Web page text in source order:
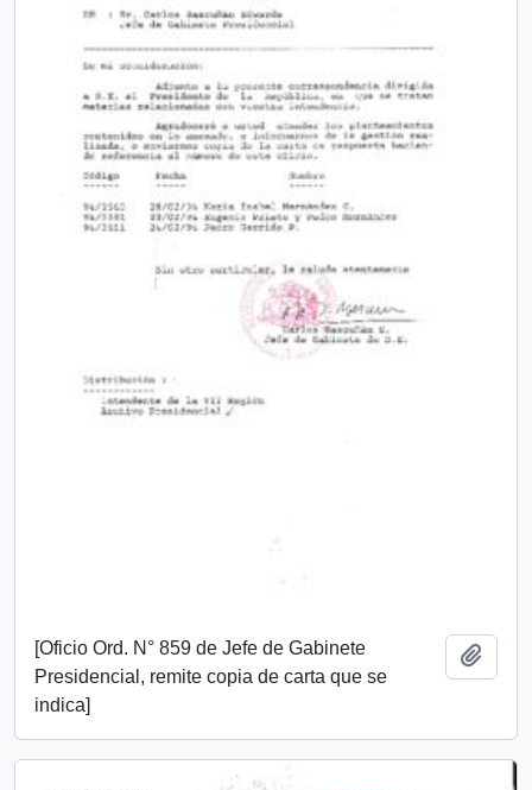
[Oficio Ord. N° 859 de Jefe de Gabinete
Presidencial, remite copia de carta que se
indica]